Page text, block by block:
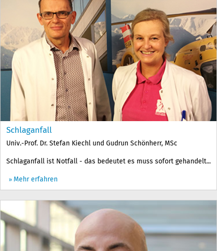
Schlaganfall
Univ.-Prof. Dr. Stefan Kiechl und Gudrun Schönherr, MSc
Schlaganfall ist Notfall - das bedeutet es muss sofort gehandelt...
Mehr erfahren